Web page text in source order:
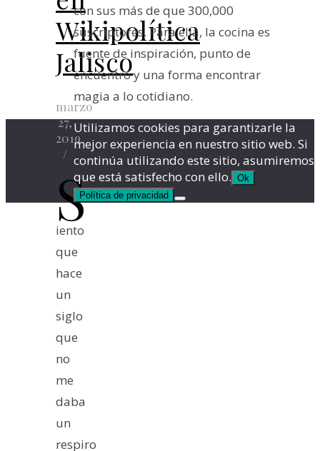
Wikipolítica
Jalisco
marzo
27,
2019
/
S
iento
que
hace
un
siglo
que
no
me
daba
un
respiro
con sus más de que 300,000
suscriptores. Para ella, la cocina es
fuente de inspiración, punto de
encuentro y una forma encontrar
magia a lo cotidiano.
Utilizamos cookies para garantizarle la
mejor experiencia en nuestro sitio web. Si
continúa utilizando este sitio, asumiremos
que está satisfecho con ello. Ok
Política de privacidad